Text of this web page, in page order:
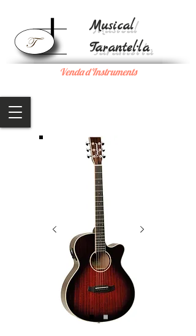
Musical
Tarantel·la
Venda d'Instruments